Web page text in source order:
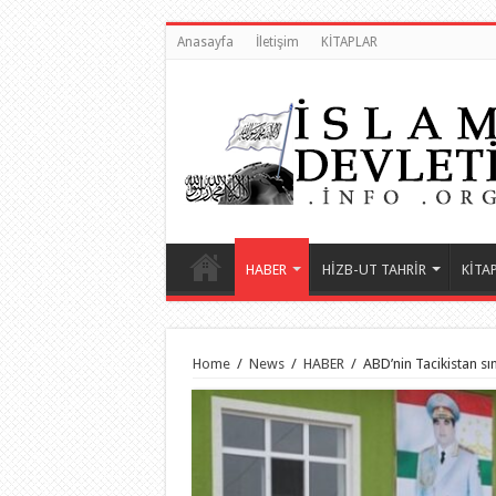
Anasayfa İletişim KİTAPLAR
HABER HİZB-UT TAHRİR
Home / News / HABER / ABD’nin Tacikistan